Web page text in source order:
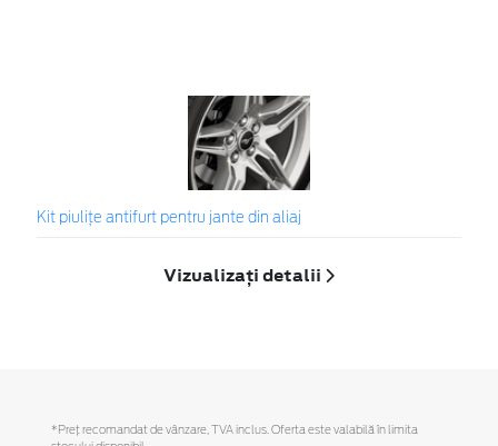
Kit piuliţe antifurt pentru jante din aliaj
Vizualizați detalii
*Preţ recomandat de vânzare, TVA inclus. Oferta este valabilă în limita